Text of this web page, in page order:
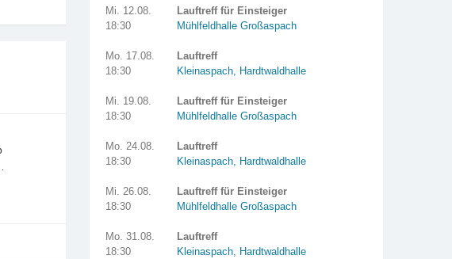
Mi. 12.08.
18:30
Lauftreff für Einsteiger
Mühlfeldhalle Großaspach
Mo. 17.08.
18:30
Lauftreff
Kleinaspach, Hardtwaldhalle
Mi. 19.08.
18:30
Lauftreff für Einsteiger
Mühlfeldhalle Großaspach
Mo. 24.08.
18:30
Lauftreff
Kleinaspach, Hardtwaldhalle
Mi. 26.08.
18:30
Lauftreff für Einsteiger
Mühlfeldhalle Großaspach
Mo. 31.08.
18:30
Lauftreff
Kleinaspach, Hardtwaldhalle